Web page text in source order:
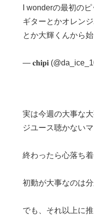
I wonderの最初の
ギターとかオレン
とか大輝くんから
— 𝐜𝐡𝐢𝐩𝐢
実は今週の大事な
ジユース聴かないマ
終わったら心落ち
初動が大事なのは
でも、それ以上に